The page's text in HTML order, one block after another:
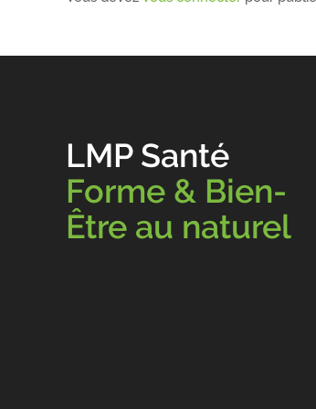
LMP Santé
Forme & Bien-
Être au naturel